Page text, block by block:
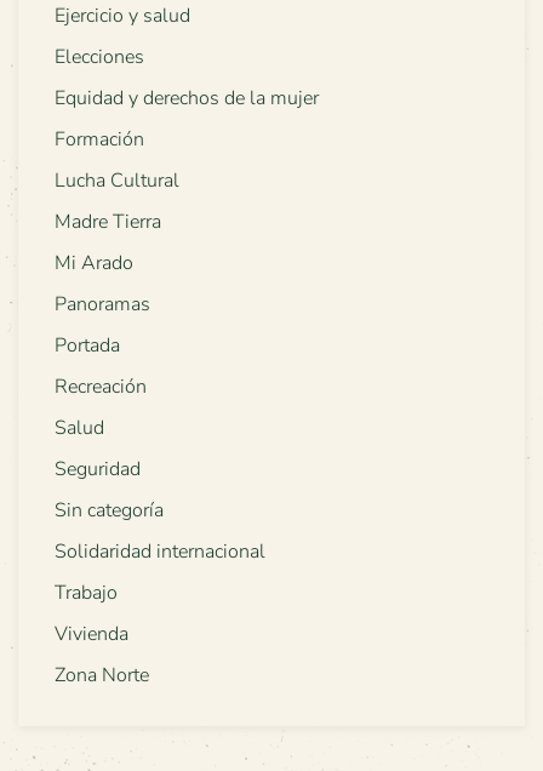
Ejercicio y salud
Elecciones
Equidad y derechos de la mujer
Formación
Lucha Cultural
Madre Tierra
Mi Arado
Panoramas
Portada
Recreación
Salud
Seguridad
Sin categoría
Solidaridad internacional
Trabajo
Vivienda
Zona Norte